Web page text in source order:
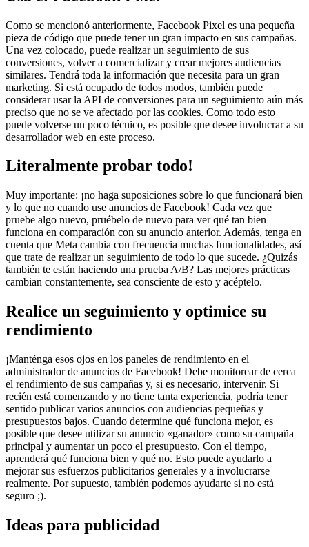
Como se mencionó anteriormente, Facebook Pixel es una pequeña
pieza de código que puede tener un gran impacto en sus campañas.
Una vez colocado, puede realizar un seguimiento de sus
conversiones, volver a comercializar y crear mejores audiencias
similares. Tendrá toda la información que necesita para un gran
marketing. Si está ocupado de todos modos, también puede
considerar usar la API de conversiones para un seguimiento aún más
preciso que no se ve afectado por las cookies. Como todo esto
puede volverse un poco técnico, es posible que desee involucrar a su
desarrollador web en este proceso.
Literalmente probar todo!
Muy importante: ¡no haga suposiciones sobre lo que funcionará bien
y lo que no cuando use anuncios de Facebook! Cada vez que
pruebe algo nuevo, pruébelo de nuevo para ver qué tan bien
funciona en comparación con su anuncio anterior. Además, tenga en
cuenta que Meta cambia con frecuencia muchas funcionalidades, así
que trate de realizar un seguimiento de todo lo que sucede. ¿Quizás
también te están haciendo una prueba A/B? Las mejores prácticas
cambian constantemente, sea consciente de esto y acéptelo.
Realice un seguimiento y optimice su
rendimiento
¡Manténga esos ojos en los paneles de rendimiento en el
administrador de anuncios de Facebook! Debe monitorear de cerca
el rendimiento de sus campañas y, si es necesario, intervenir. Si
recién está comenzando y no tiene tanta experiencia, podría tener
sentido publicar varios anuncios con audiencias pequeñas y
presupuestos bajos. Cuando determine qué funciona mejor, es
posible que desee utilizar su anuncio «ganador» como su campaña
principal y aumentar un poco el presupuesto. Con el tiempo,
aprenderá qué funciona bien y qué no. Esto puede ayudarlo a
mejorar sus esfuerzos publicitarios generales y a involucrarse
realmente. Por supuesto, también podemos ayudarte si no está
seguro ;).
Ideas para publicidad